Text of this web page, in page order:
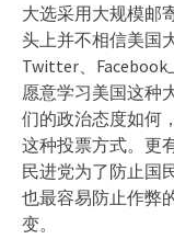
大选采用大规模邮
头上并不相信美国
Twitter、
愿意学习美国这种
们的政治态度如何
这种投票方式。更
民进党为了防止国
也最容易防止作弊
变。